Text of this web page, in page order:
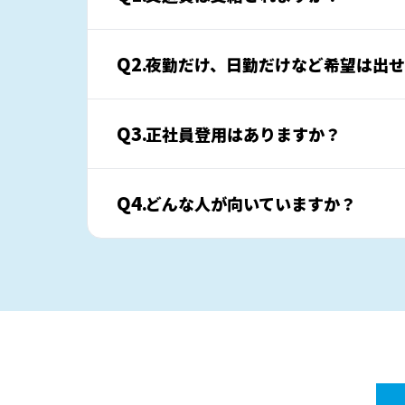
Q2.夜勤だけ、日勤だけなど希望は出
Q3.正社員登用はありますか？
Q4.どんな人が向いていますか？